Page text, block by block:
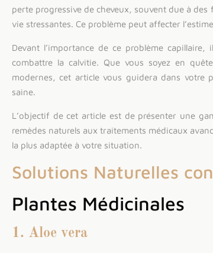
perte progressive de cheveux, souvent due à
vie stressantes. Ce problème peut affecter
Devant l’importance de ce problème
combattre la calvitie. Que vous soyez en
modernes, cet article vous guidera dans votre
saine.
L’objectif de cet article est de présenter une
remèdes naturels aux traitements médicaux
la plus adaptée à votre situation.
Solutions Naturelles
Plantes Médicinales
1. Aloe vera